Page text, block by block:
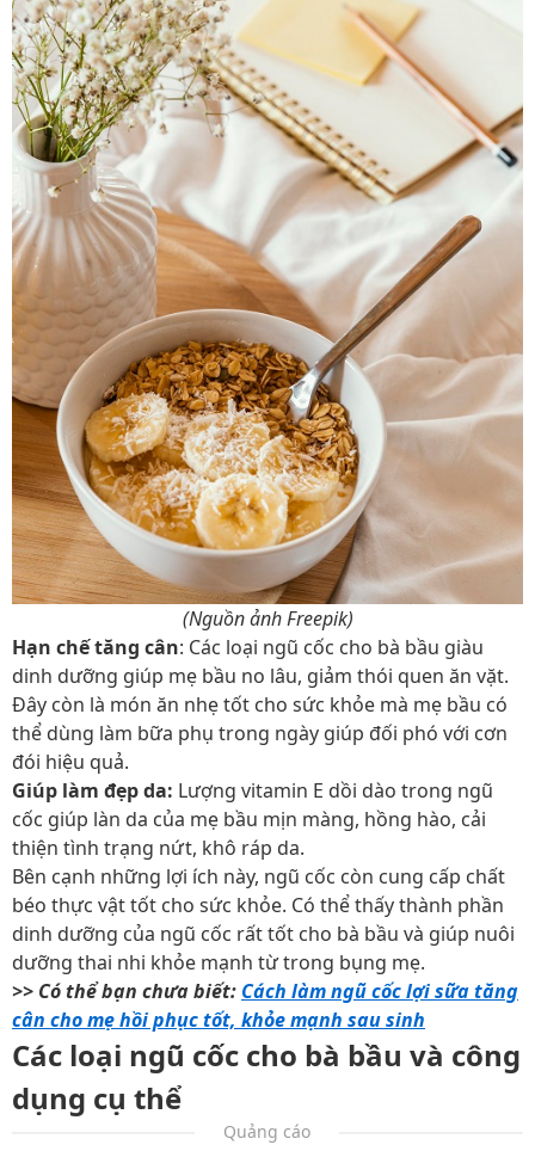
(Nguồn ảnh Freepik)
Hạn chế tăng cân: Các loại ngũ cốc cho bà bầu giàu
dinh dưỡng giúp mẹ bầu no lâu, giảm thói quen ăn vặt.
Đây còn là món ăn nhẹ tốt cho sức khỏe mà mẹ bầu có
thể dùng làm bữa phụ trong ngày giúp đối phó với cơn
đói hiệu quả.
Giúp làm đẹp da: Lượng vitamin E dồi dào trong ngũ
cốc giúp làn da của mẹ bầu mịn màng, hồng hào, cải
thiện tình trạng nứt, khô ráp da.
Bên cạnh những lợi ích này, ngũ cốc còn cung cấp chất
béo thực vật tốt cho sức khỏe. Có thể thấy thành phần
dinh dưỡng của ngũ cốc rất tốt cho bà bầu và giúp nuôi
dưỡng thai nhi khỏe mạnh từ trong bụng mẹ.
>> Có thể bạn chưa biết: Cách làm ngũ cốc lợi sữa tăng
cân cho mẹ hồi phục tốt, khỏe mạnh sau sinh
Các loại ngũ cốc cho bà bầu và công
dụng cụ thể
Quảng cáo